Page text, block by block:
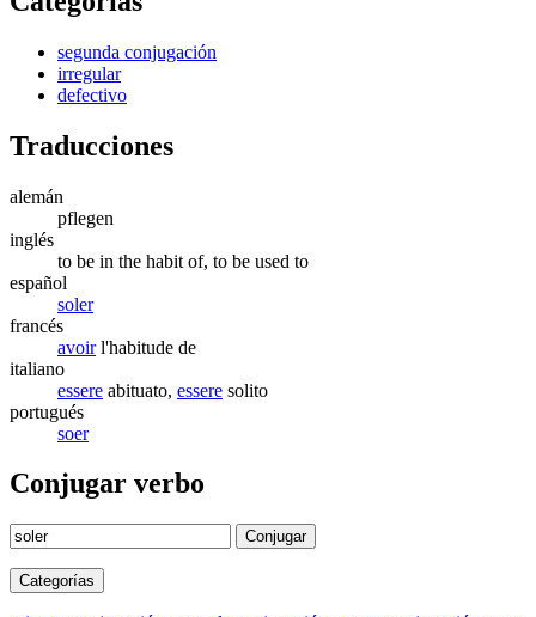
segunda conjugación
irregular
defectivo
Traducciones
alemán
pflegen
inglés
to be in the habit of, to be used to
español
soler
francés
avoirl'habitude de
italiano
essere abituato, essere solito
portugués
soer
Conjugar verbo
Conjugar
Categorías